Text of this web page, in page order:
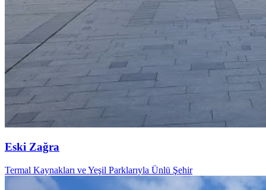
Eski Zağra
Termal Kaynakları ve Yeşil Parklarıyla Ünlü Şehir